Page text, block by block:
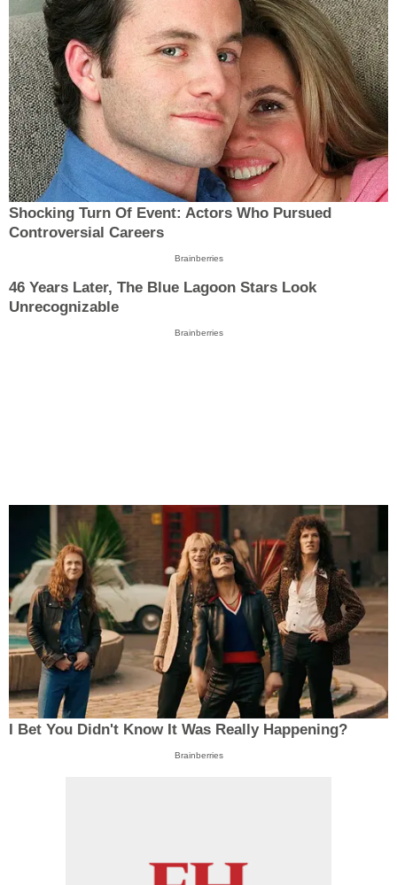
Shocking Turn Of Event: Actors Who Pursued
Controversial Careers
Brainberries
46 Years Later, The Blue Lagoon Stars Look
Unrecognizable
Brainberries
I Bet You Didn't Know It Was Really Happening?
Brainberries